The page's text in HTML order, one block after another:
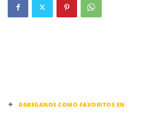
+ AGREGANOS COMO FAVORITOS EN